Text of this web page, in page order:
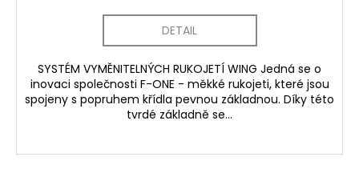
DETAIL
SYSTÉM VYMĚNITELNÝCH RUKOJETÍ WING Jedná se o
inovaci společnosti F-ONE - měkké rukojeti, které jsou
spojeny s popruhem křídla pevnou základnou. Díky této
tvrdé základně se...